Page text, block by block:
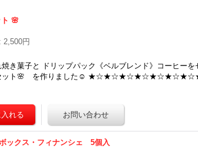
ト 🌸
: 2,500円
焼き菓子と ドリップパック《ベルブレンド》コーヒーを
セット🌸 を作りました☺
ックス・フィナンシェ 5個入